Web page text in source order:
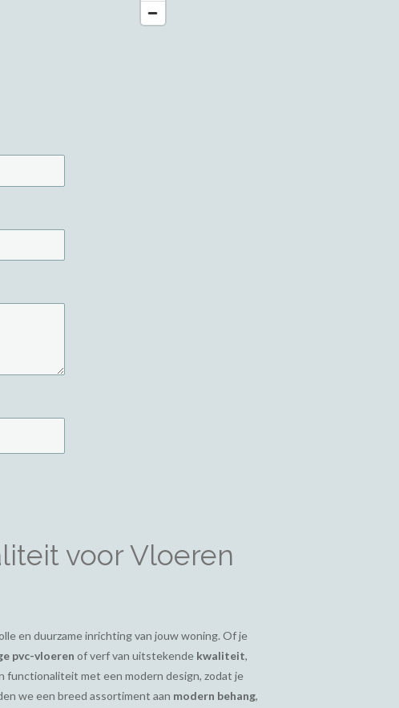
voor Vloeren
en duurzame inrichting van jouw woning. Of je
pvc-vloeren of verf van uitstekende kwaliteit,
functionaliteit met een modern design, zodat je
we een breed assortiment aan modern behang,